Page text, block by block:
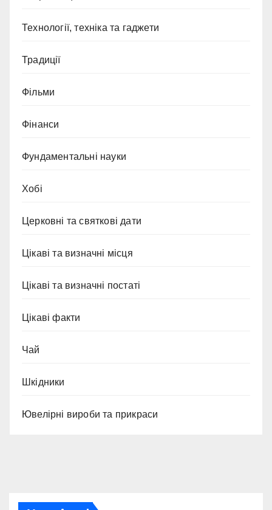
Технології, техніка та гаджети
Традиції
Фільми
Фінанси
Фундаментальні науки
Хобі
Церковні та святкові дати
Цікаві та визначні місця
Цікаві та визначні постаті
Цікаві факти
Чай
Шкідники
Ювелірні вироби та прикраси